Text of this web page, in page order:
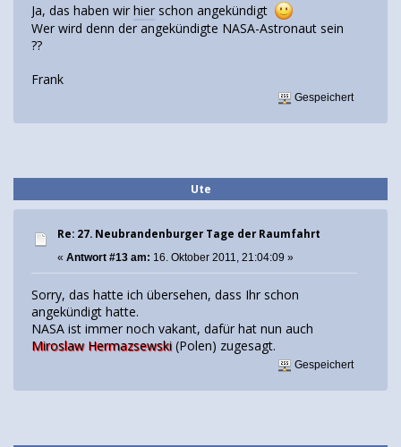
Ja, das haben wir hier schon angekündigt
Wer wird denn der angekündigte NASA-Astronaut sein
??
Frank
Gespeichert
Ute
Re: 27. Neubrandenburger Tage der Raumfahrt
« Antwort #13 am: 16. Oktober 2011, 21:04:09 »
Sorry, das hatte ich übersehen, dass Ihr schon
angekündigt hatte.
NASA ist immer noch vakant, dafür hat nun auch
Miroslaw Hermazsewski (Polen) zugesagt.
Gespeichert